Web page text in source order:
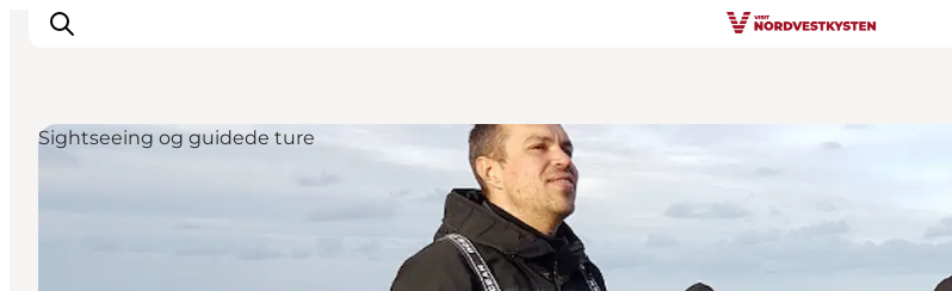
Sightseeing og guidede ture